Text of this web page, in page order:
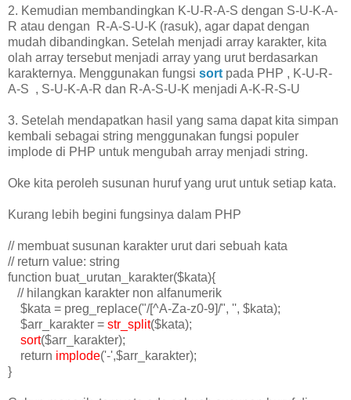
2. Kemudian membandingkan K-U-R-A-S dengan S-U-K-A-
R atau dengan R-A-S-U-K (rasuk), agar dapat dengan
mudah dibandingkan. Setelah menjadi array karakter, kita
olah array tersebut menjadi array yang urut berdasarkan
karakternya. Menggunakan fungsi sort pada PHP , K-U-R-
A-S , S-U-K-A-R dan R-A-S-U-K menjadi A-K-R-S-U
3. Setelah mendapatkan hasil yang sama dapat kita simpan
kembali sebagai string menggunakan fungsi populer
implode di PHP untuk mengubah array menjadi string.
Oke kita peroleh susunan huruf yang urut untuk setiap kata.
Kurang lebih begini fungsinya dalam PHP
// membuat susunan karakter urut dari sebuah kata
// return value: string
function buat_urutan_karakter($kata){
// hilangkan karakter non alfanumerik
$kata = preg_replace("/[^A-Za-z0-9]/", '', $kata);
$arr_karakter = str_split($kata);
sort($arr_karakter);
return implode('-',$arr_karakter);
}